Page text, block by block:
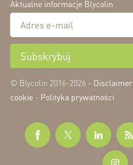
Aktualne informacje Blycolin
Subskrybuj
© Blycolin 2016-2026 - Disclaimer
cookie - Polityka prywatności